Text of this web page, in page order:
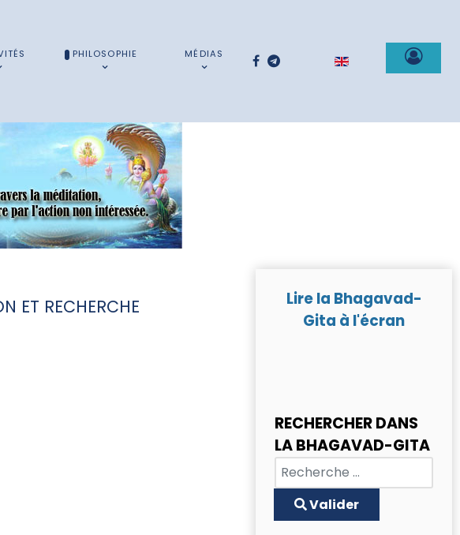
PHILOSOPHIE MÉDIAS Sélectionnez votre
ET RECHERCHE
Lire la Bhagavad-
Gita à l'écran
RECHERCHER DANS
LA BHAGAVAD-GITA
Chercher
Type 2 or more characters
Valider